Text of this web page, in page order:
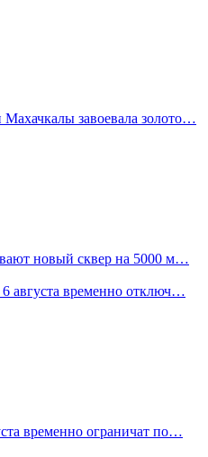
завоевала золото…
новый сквер на 5000 м…
августа временно отключ…
временно ограничат по…